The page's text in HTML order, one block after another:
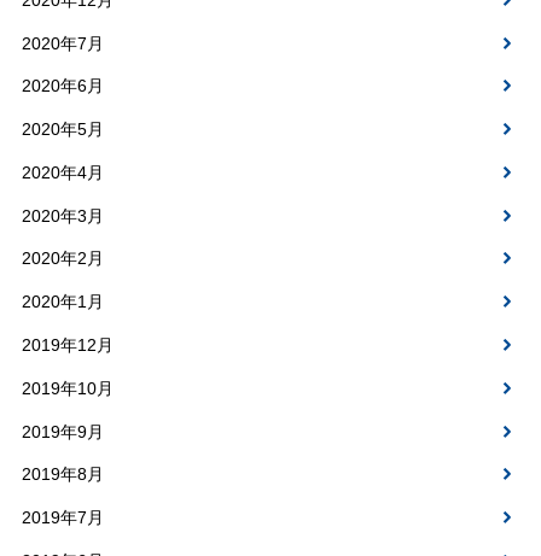
2020年7月
2020年6月
2020年5月
2020年4月
2020年3月
2020年2月
2020年1月
2019年12月
2019年10月
2019年9月
2019年8月
2019年7月